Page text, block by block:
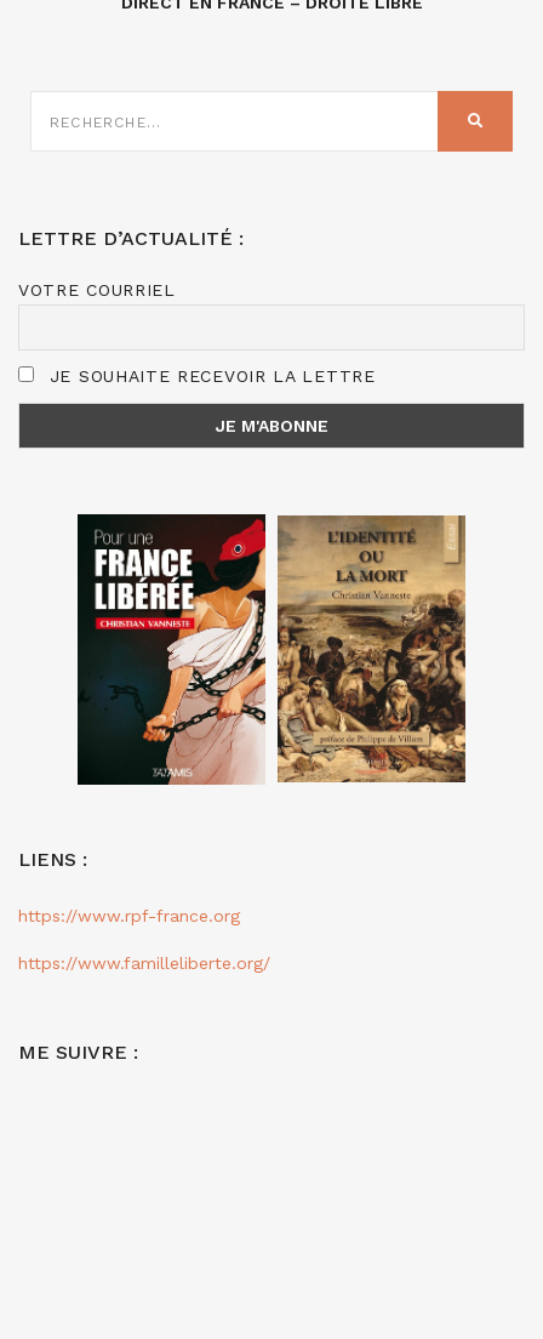
SUR
LETTRE D’ACTUALITÉ :
VOTRE COURRIEL
JE SOUHAITE RECEVOIR LA LETTRE
LIENS :
https://www.rpf-france.org
https://www.familleliberte.org/
ME SUIVRE :